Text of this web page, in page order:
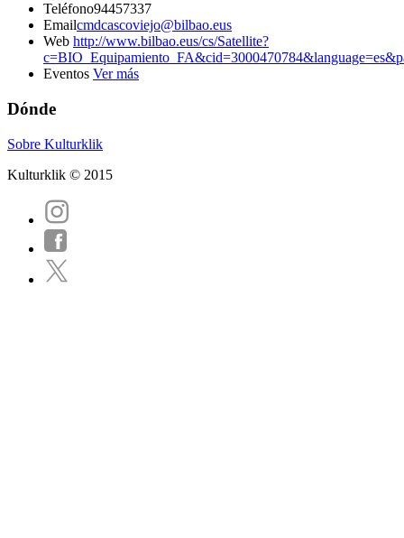
Teléfono94457337
Emailcmdcascoviejo@bilbao.eus
Web http://www.bilbao.eus/cs/Satellite?
Eventos Ver más
Dónde
Sobre Kulturklik
Kulturklik © 2015